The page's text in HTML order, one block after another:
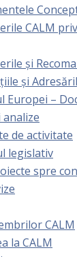
CALM
și
și
Europei –
analize
de activitate
legislativ
spre
CALM
la CALM